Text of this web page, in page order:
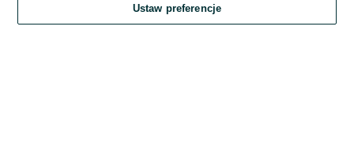
Kontynuując za pośrednictwem jednego z dostawców wskazanych powyżej,
OLX.pl w jego aktualnym brzmieniu.
Ustaw preferencje